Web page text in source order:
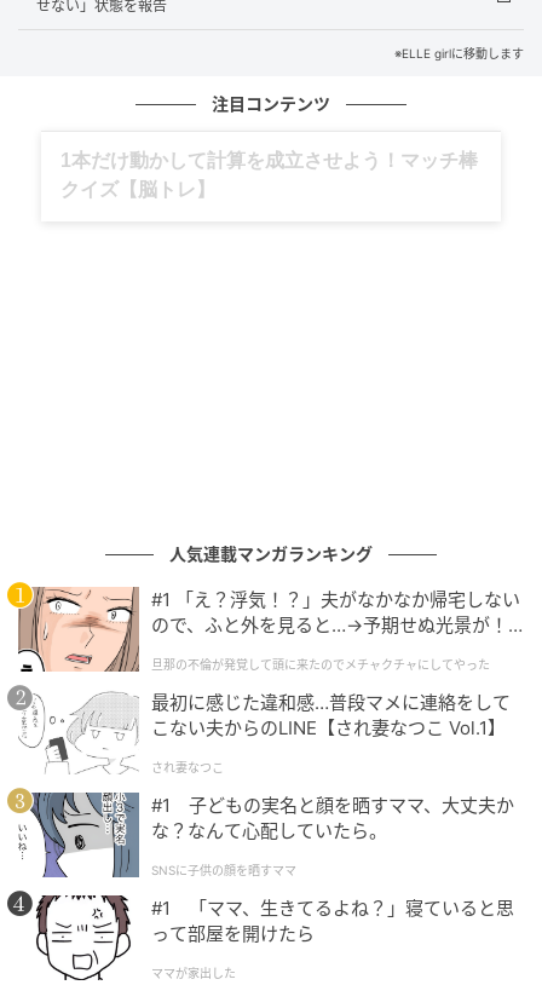
のサウンドトラックに参加するなど、アーティストと
して幅広く活動を続けていた。
「パーティー・ロック・アンセム」をはじめ、数々の
楽曲で印象的な歌声を残したローレン。その突然の訃
報に、音楽ファンから悲しみと追悼の声が広がってい
る。
元記事で読む
次の記事
【2026秋】トレンドネイルを解説！ アニマル
柄／チェック柄／コーヒーカラー／スタッズ
などおすすめデザイン24選
せない」状態を報告
※ELLE girlに移動します
注目コンテンツ
グルメ、ギャグ、子育て、旅行記……全部、読
めます。
人気連載マンガランキング
#1 「え？浮気！？」夫がなかなか帰宅しない
ので、ふと外を見ると…→予期せぬ光景が！
クチャにしてやった
旦那の不倫が発覚して頭に来たのでメチャクチャにしてやった
最初に感じた違和感…普段マメに連絡をして
こない夫からのLINE【され妻なつこ Vol.1】
され妻なつこ
#1 子どもの実名と顔を晒すママ、大丈夫か
な？なんて心配していたら。
SNSに子供の顔を晒すママ
#1 「ママ、生きてるよね？」寝ていると思
って部屋を開けたら
ママが家出した